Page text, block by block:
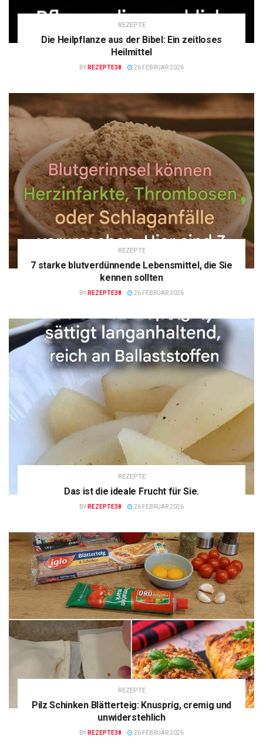
REZEPTE
Die Heilpflanze aus der Bibel: Ein zeitloses
Heilmittel
BY REZEPTE38 26 FEBRUAR 2026
REZEPTE
7 starke blutverdünnende Lebensmittel, die Sie
kennen sollten
BY REZEPTE38 26 FEBRUAR 2026
REZEPTE
Das ist die ideale Frucht für Sie.
BY REZEPTE38 26 FEBRUAR 2026
REZEPTE
Pilz Schinken Blätterteig: Knusprig, cremig und
unwiderstehlich
BY REZEPTE38 26 FEBRUAR 2026